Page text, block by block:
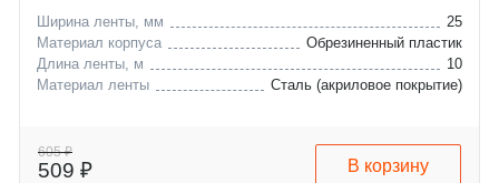
Ширина ленты, мм
25
Материал корпуса
Обрезиненный пластик
Длина ленты, м
10
Материал ленты
Сталь (акриловое покрытие)
605 ₽
509 ₽ В корзину